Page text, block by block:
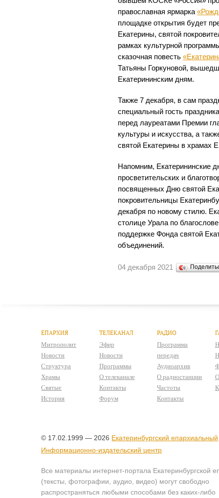
православная ярмарка
площадке открытия будет
Екатерины, святой
рамках культурной
сказочная повесть
Татьяны Горкуновой,
Екатерининским дням.
Также 7 декабря, в сам
специальный гость
перед лауреатами Премии
культуры и искусства, а
святой Екатерины в храмах
Напомним, Екатерининские
просветительских и
посвященных Дню святой
покровительницы
декабря по новому стилю.
столице Урала по
поддержке Фонда святой
объединений.
04 декабря 2021
ЕПАРХИЯ
Митрополит
Новости
Структура
Храмы
Святые
История
ТЕЛЕКАНАЛ
Эфир
Новости
Программы
О телеканале
Контакты
Форум
РАДИО
Программа
передач
Аудиоархив
О радиостанции
Частоты
Контакты
© 17.02.1999 — 2026 Екатеринбургский епархиальный
Информационно-издательский центр
Все материалы интернет-портала Екатеринбургской
(тексты, фотографии, аудио, видео) могут свободно
распространяться любыми способами без каких-либо